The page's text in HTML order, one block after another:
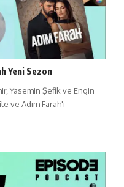
Yeni Sezon
Yasemin Şefik ve Engin
ve Adım Farah'ı